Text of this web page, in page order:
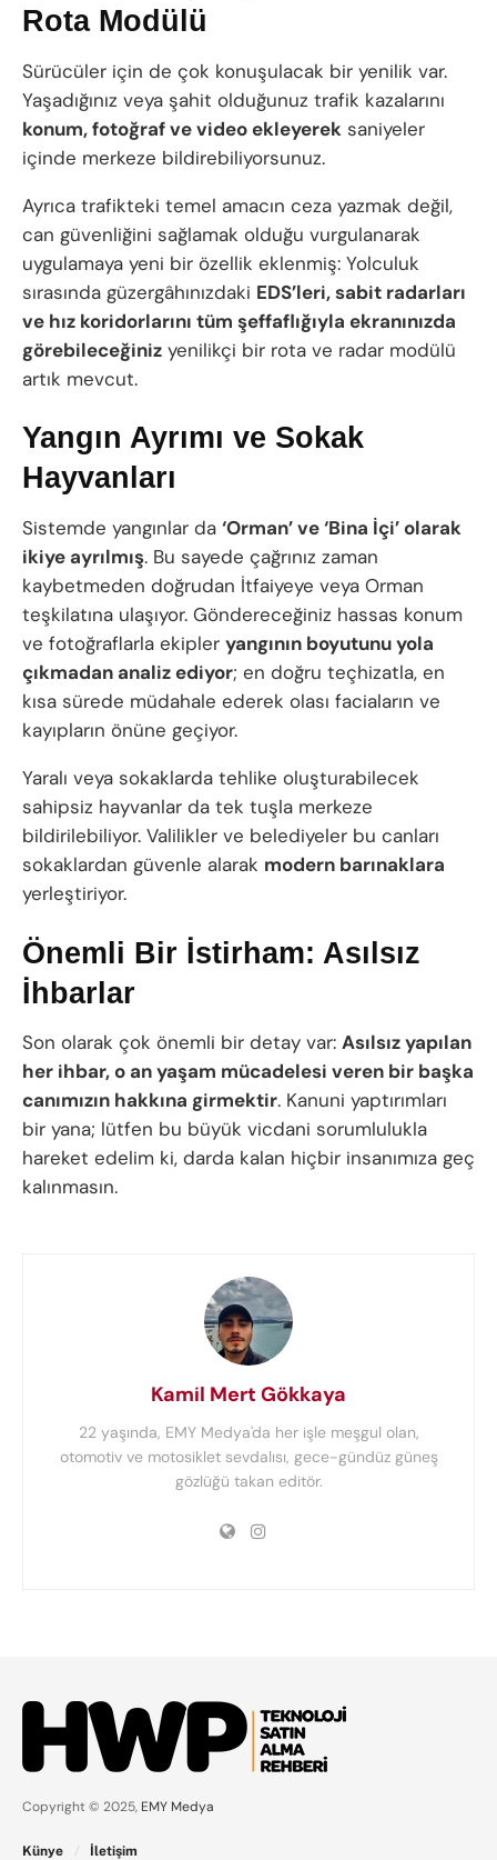
Rota Modülü
Sürücüler için de çok konuşulacak bir yenilik var.
Yaşadığınız veya şahit olduğunuz trafik kazalarını
konum, fotoğraf ve video ekleyerek saniyeler
içinde merkeze bildirebiliyorsunuz.
Ayrıca trafikteki temel amacın ceza yazmak değil,
can güvenliğini sağlamak olduğu vurgulanarak
uygulamaya yeni bir özellik eklenmiş: Yolculuk
sırasında güzergâhınızdaki EDS’leri, sabit radarları
ve hız koridorlarını tüm şeffaflığıyla ekranınızda
görebileceğiniz yenilikçi bir rota ve radar modülü
artık mevcut.
Yangın Ayrımı ve Sokak
Hayvanları
Sistemde yangınlar da ‘Orman’ ve ‘Bina İçi’ olarak
ikiye ayrılmış. Bu sayede çağrınız zaman
kaybetmeden doğrudan İtfaiyeye veya Orman
teşkilatına ulaşıyor. Göndereceğiniz hassas konum
ve fotoğraflarla ekipler yangının boyutunu yola
çıkmadan analiz ediyor; en doğru teçhizatla, en
kısa sürede müdahale ederek olası faciaların ve
kayıpların önüne geçiyor.
Yaralı veya sokaklarda tehlike oluşturabilecek
sahipsiz hayvanlar da tek tuşla merkeze
bildirilebiliyor. Valilikler ve belediyeler bu canları
sokaklardan güvenle alarak modern barınaklara
yerleştiriyor.
Önemli Bir İstirham: Asılsız
İhbarlar
Son olarak çok önemli bir detay var: Asılsız yapılan
her ihbar, o an yaşam mücadelesi veren bir başka
canımızın hakkına girmektir. Kanuni yaptırımları
bir yana; lütfen bu büyük vicdani sorumlulukla
hareket edelim ki, darda kalan hiçbir insanımıza geç
kalınmasın.
Kamil Mert Gökkaya
22 yaşında, EMY Medya'da her işle meşgul olan,
otomotiv ve motosiklet sevdalısı, gece-gündüz güneş
gözlüğü takan editör.
Copyright © 2025, EMY Medya
Künye İletişim